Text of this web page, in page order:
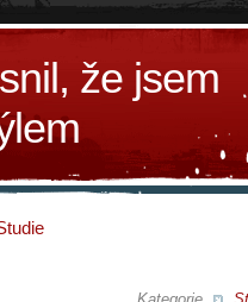
že jsem
Kategorie